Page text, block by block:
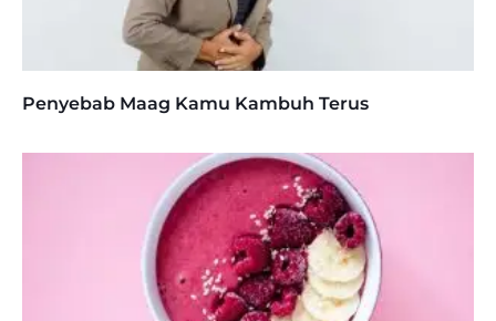
Penyebab Maag Kamu Kambuh Terus